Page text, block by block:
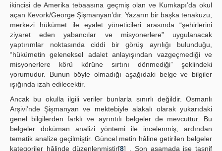
ikincisi de Amerika tebaasına geçmiş olan ve Kumkapı’da okul
açan Kevork/George Şişmanyan’dır. Yazarın bir başka tenakuzu,
merkezi hükümet ile eyalet yöneticileri arasında “şehirlerini
ziyaret eden yabancılar ve misyonerlere” uygulanacak
yaptırımlar noktasında ciddi bir görüş ayrılığı bulunduğu,
“hükümetin geleneksel adalet anlayışından vazgeçmediği ve
misyonerlere körü körüne sırtını dönmediği” şeklindeki
yorumudur. Bunun böyle olmadığı aşağıdaki belge ve bilgiler
ışığında izah edilecektir.
Ancak bu okulla ilgili veriler bunlarla sınırlı değildir. Osmanlı
Arşivi’nde Şişmanyan ve mektebiyle alakalı olarak yukarıdaki
genel bilgilerden farklı ve ayrıntılı belgeler de mevcuttur. Bu
belgeler doküman analizi yöntemi ile incelenmiş, ardından
tematik analize geçilmiştir. Güncel metin hâline getirilen belgeler
kategoriler hâlinde düzenlenmiştir[8] . Son aşamada ise tasnif